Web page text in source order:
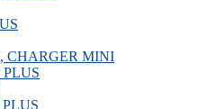
CHARGER MINI